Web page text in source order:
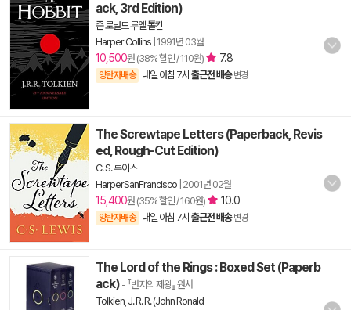
ack, 3rd Edition)
존 로널드 루엘 톨킨
Harper Collins 1991년 03월
10,500원 (38% 할인 / 110원) 7.8
양탄자배송 내일 아침 7시 출근전 배송 변경
The Screwtape Letters (Paperback, Revis
ed, Rough-Cut Edition)
C. S. 루이스
HarperSanFrancisco 2001년 02월
15,400원 (35% 할인 / 160원) 10.0
양탄자배송 내일 아침 7시 출근전 배송 변경
The Lord of the Rings : Boxed Set (Paperb
ack) - 『반지의 제왕』 원서
Tolkien, J. R. R. (John Ronald